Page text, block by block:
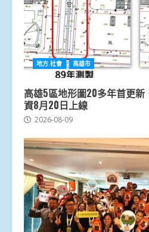
地方.社會 高雄市
高雄5區地形圖20多年首更
資8月20日上線
2026-08-09